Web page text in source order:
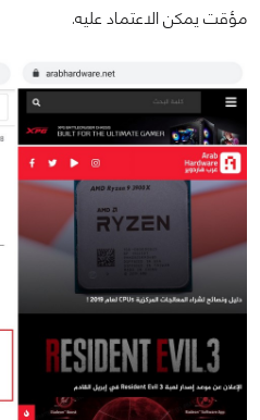
مؤقت يمكن الاعتماد عليه.